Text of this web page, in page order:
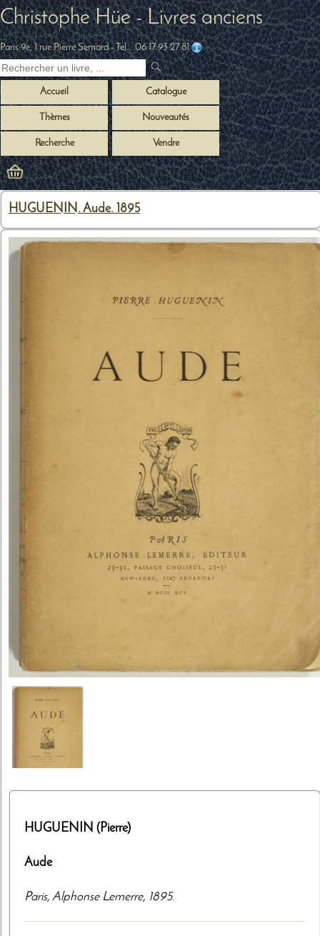
Christophe Hüe - Livres anciens
Paris 9e, 1 rue Pierre Semard- Tel. :06 17 93 27 81
Accueil Catalogue
Thèmes Nouveautés
Recherche Vendre
HUGUENIN. Aude. 1895
HUGUENIN (Pierre)
Aude
Paris, Alphonse Lemerre, 1895.